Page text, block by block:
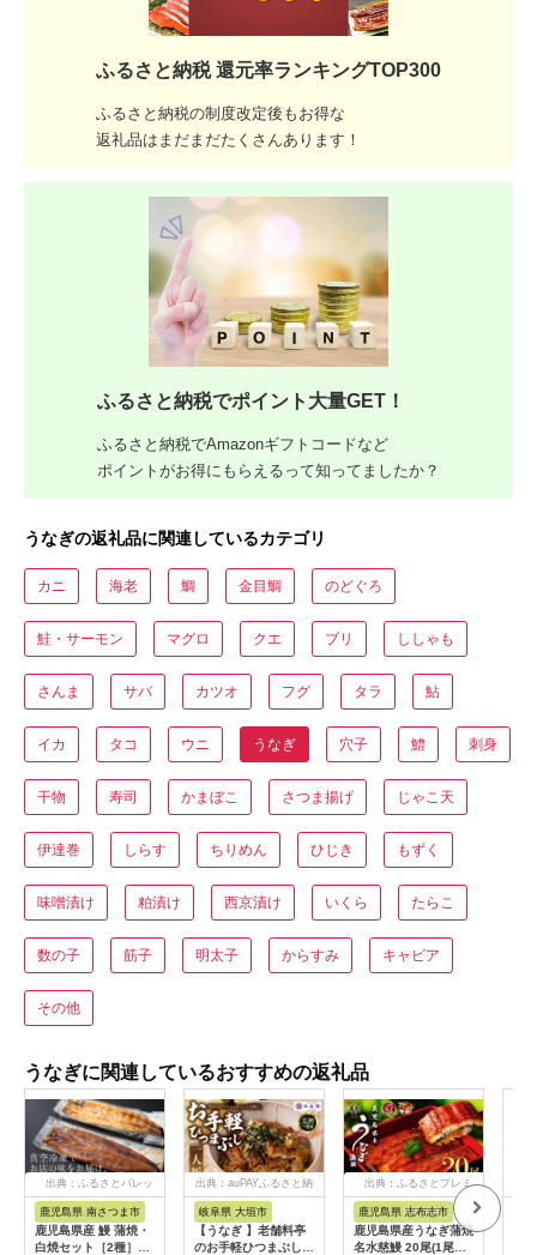
ふるさと納税 還元率ランキングTOP300
ふるさと納税の制度改定後もお得な
返礼品はまだまだたくさんあります！
ふるさと納税でポイント大量GET！
ふるさと納税でAmazonギフトコードなど
ポイントがお得にもらえるって知ってましたか？
うなぎの返礼品に関連しているカテゴリ
カニ 海老 鯛 金目鯛 のどぐろ
鮭・サーモン マグロ クエ ブリ ししゃも
さんま サバ カツオ フグ タラ 鮎
イカ タコ ウニ うなぎ 穴子 鱧 刺身
干物 寿司 かまぼこ さつま揚げ じゃこ天
伊達巻 しらす ちりめん ひじき もずく
味噌漬け 粕漬け 西京漬け いくら たらこ
数の子 筋子 明太子 からすみ キャビア
その他
うなぎに関連しているおすすめの返礼品
出典：ふるさとパレッ
ト
鹿児島県 南さつま市
鹿児島県産 鰻 蒲焼・
白焼セット［2種］う
出典：auPAYふるさと納
税
岐阜県 大垣市
【うなぎ 】老舗料亭
のお手軽ひつまぶし
出典：ふるさとプレミ
アム
鹿児島県 志布志市
鹿児島県産うなぎ蒲焼
名水慈鰻 20尾(1尾約